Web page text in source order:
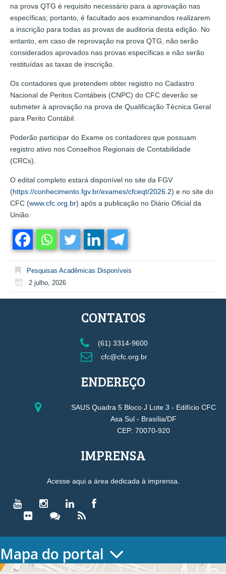
na prova QTG é requisito necessário para a aprovação nas
específicas; portanto, é facultado aos examinandos realizarem
a inscrição para todas as provas de auditoria desta edição. No
entanto, em caso de reprovação na prova QTG, não serão
considerados aprovados nas provas específicas e não serão
restituídas as taxas de inscrição.
Os contadores que pretendem obter registro no Cadastro
Nacional de Peritos Contábeis (CNPC) do CFC deverão se
submeter à aprovação na prova de Qualificação Técnica Geral
para Perito Contábil.
Poderão participar do Exame os contadores que possuam
registro ativo nos Conselhos Regionais de Contabilidade
(CRCs).
O edital completo estará disponível no site da FGV
(https://conhecimento.fgv.br/exames/cfceqt/2026.2) e no site do
CFC (www.cfc.org.br) após a publicação no Diário Oficial da
União.
Pesquisas Acadêmicas Disponíveis
2 julho, 2026
CONTATOS
(61) 3314-9600
cfc@cfc.org.br
ENDEREÇO
SAUS Quadra 5 Bloco J Lote 3 - Edifício CFC
Asa Sul - Brasília/DF
CEP: 70070-920
IMPRENSA
Acesse aqui a área dedicada à imprensa.
Mapa do portal
HOME